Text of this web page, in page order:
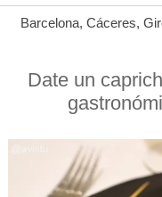
Barcelona, Cáceres,
Date un